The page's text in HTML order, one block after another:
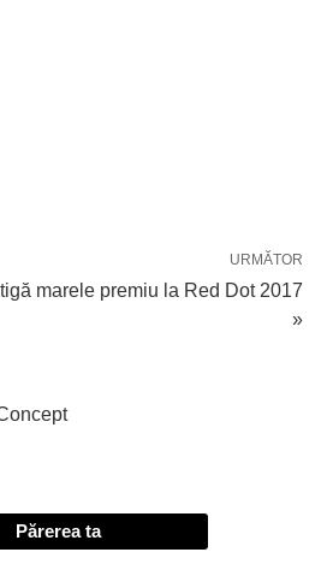
URMĂTOR
marele premiu la Red Dot 2017
»
Părerea ta